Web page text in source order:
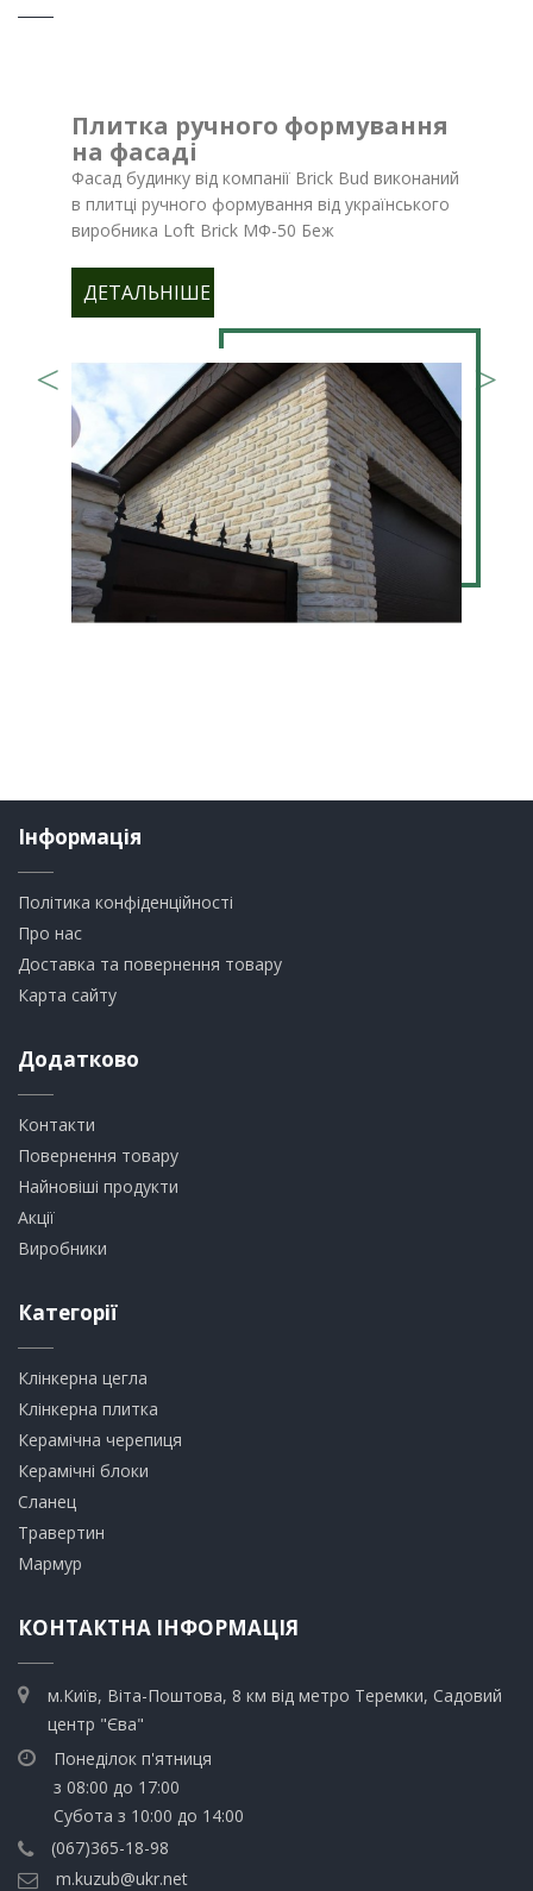
Плитка ручного формування
на фасаді
Фасад будинку від компанії Brick Bud виконаний
в плитці ручного формування від українського
виробника Loft Brick МФ-50 Беж
ДЕТАЛЬНІШЕ
Інформація
Політика конфіденційності
Про нас
Доставка та повернення товару
Карта сайту
Додатково
Контакти
Повернення товару
Найновіші продукти
Акції
Виробники
Категорії
Клінкерна цегла
​Клінкерна плитка
​Керамічна черепиця
​Керамічні блоки
​Сланец
Травертин​
​Мармур
КОНТАКТНА ІНФОРМАЦІЯ
м.Київ, Віта-Поштова, 8 км від метро Теремки, Садовий
центр "Єва"
Понеділок п'ятниця
з 08:00 до 17:00
Субота з 10:00 до 14:00
(067)365-18-98
m.kuzub@ukr.net